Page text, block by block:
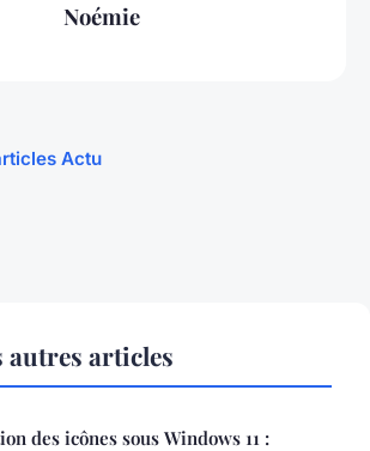
Noémie
Actu
articles
des icônes sous Windows 11 :